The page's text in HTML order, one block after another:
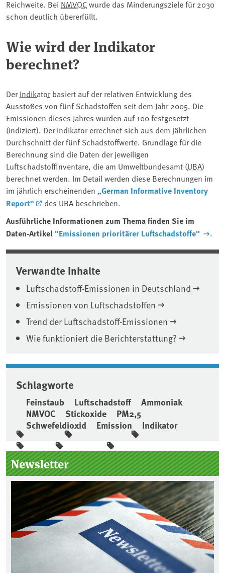
Reichweite. Bei NMVOCwurde das Minderungsziele für 2030
schon deutlich übererfüllt.
Wie wird der Indikator
berechnet?
DerIndikatorbasiert auf der relativen Entwicklung des
Ausstoßes von fünf Schadstoffen seit dem Jahr 2005. Die
Emissionen dieses Jahres wurden auf 100 festgesetzt
(indiziert). Der Indikator errechnet sich aus dem jährlichen
Durchschnitt der fünf Schadstoffwerte. Grundlage für die
Berechnung sind die Daten der jeweiligen
Luftschadstoffinventare, die am Umweltbundesamt (UBA)
berechnet werden. Im Detail werden diese Berechnungen im
im jährlich erscheinenden „German Informative Inventory
Report“
des UBA beschrieben.
Ausführliche Informationen zum Thema finden Sie im
Daten-Artikel "Emissionen prioritärer Luftschadstoffe" .
Verwandte Inhalte
Luftschadstoff-Emissionen in Deutschland
Emissionen von Luftschadstoffen
Trend der Luftschadstoff-Emissionen
Wie funktioniert die Berichterstattung?
Schlagworte
Feinstaub Luftschadstoff
Ammoniak
NMVOC
Stickoxide
PM2,5
Schwefeldioxid
Emission Indikator
Seitenleiste
Newsletter